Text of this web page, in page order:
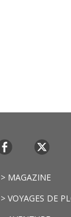
> MAGAZINE
> VOYAGES DE